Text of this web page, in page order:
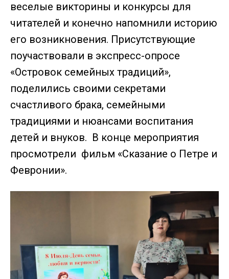
веселые викторины и конкурсы для
читателей и конечно напомнили историю
его возникновения. Присутствующие
поучаствовали в экспресс-опросе
«Островок семейных традиций»,
поделились своими секретами
счастливого брака, семейными
традициями и нюансами воспитания
детей и внуков. В конце мероприятия
просмотрели фильм «Сказание о Петре и
Февронии».